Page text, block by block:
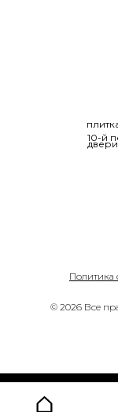
© 2026 Все
Политика
10-й